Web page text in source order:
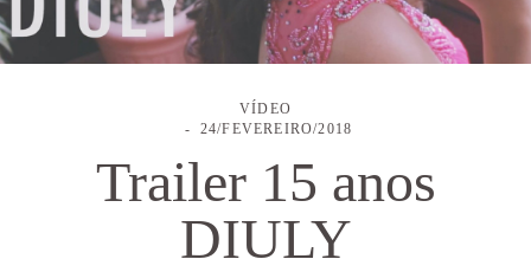
VÍDEO
24/FEVEREIRO/2018
Trailer 15 anos
DIULY